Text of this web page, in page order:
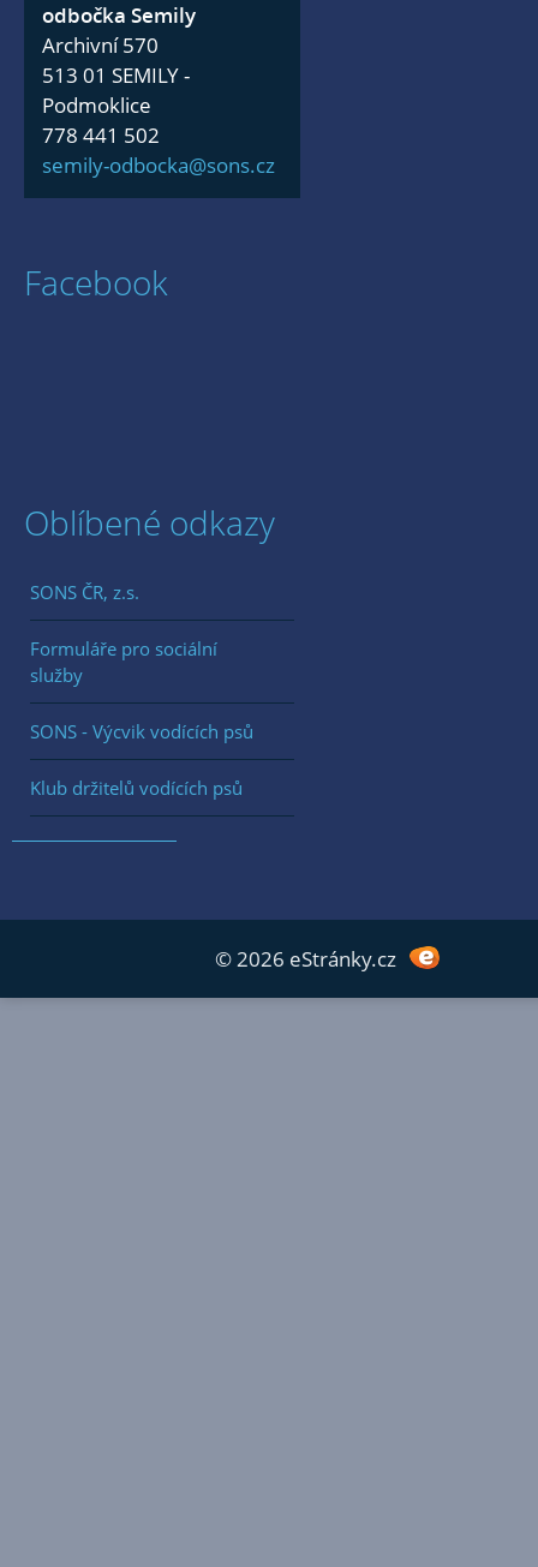
odbočka Semily
Archivní 570
513 01 SEMILY -
Podmoklice
778 441 502
semily-odbocka@sons.cz
Facebook
Oblíbené odkazy
SONS ČR, z.s.
Formuláře pro sociální
služby
SONS - Výcvik vodících psů
Klub držitelů vodících psů
© 2026 eStránky.cz